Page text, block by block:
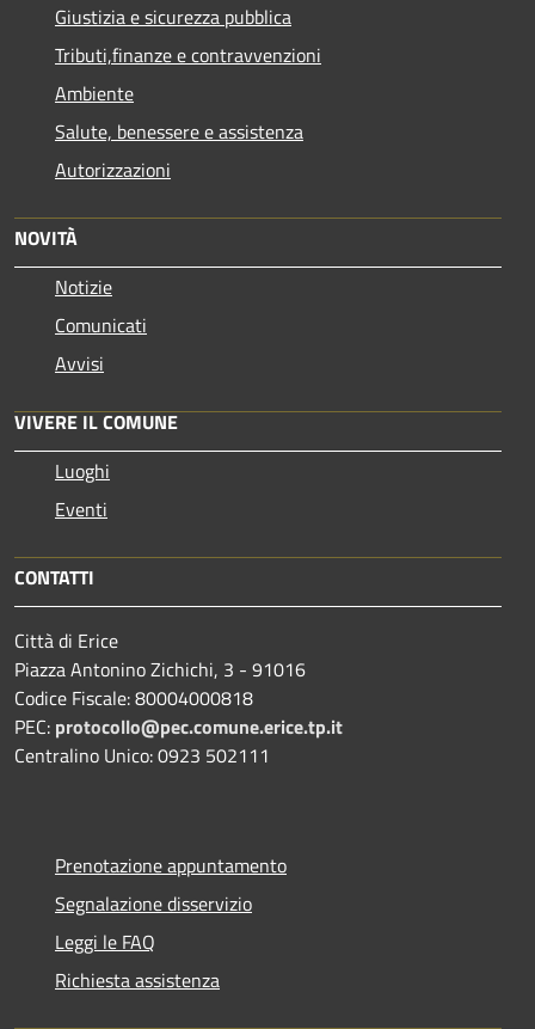
Giustizia e sicurezza pubblica
Tributi,finanze e contravvenzioni
Ambiente
Salute, benessere e assistenza
Autorizzazioni
NOVITÀ
Notizie
Comunicati
Avvisi
VIVERE IL COMUNE
Luoghi
Eventi
CONTATTI
Città di Erice
Piazza Antonino Zichichi, 3 - 91016
Codice Fiscale: 80004000818
PEC: protocollo@pec.comune.erice.tp.it
Centralino Unico: 0923 502111
Prenotazione appuntamento
Segnalazione disservizio
Leggi le FAQ
Richiesta assistenza